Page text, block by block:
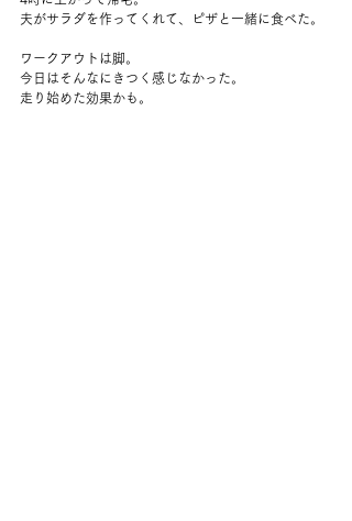
夫がサラダを作ってくれて、ピザと一緒に食べた。
ワークアウトは脚。
今日はそんなにきつく感じなかった。
走り始めた効果かも。